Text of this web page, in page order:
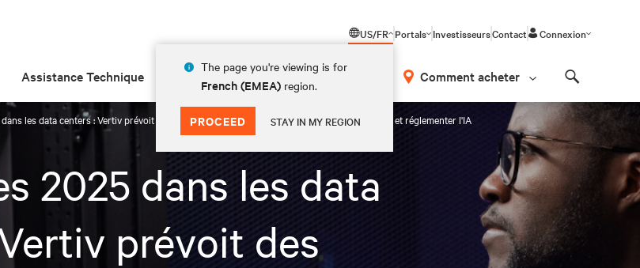
US/FR
The page you're viewing is for
French (EMEA) region.
PROCEED STAY IN MY REGION
Portals InvestisseursContact Connexion
Assistance Technique Insights À propos Comment acheter
les data centers : Vertiv prévoit des efforts du secteur pour soutenir, favoriser, exploiter et réglementer l'IA
2025 dans les data
prévoit des